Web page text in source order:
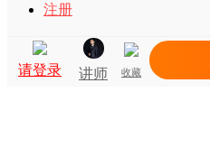
注册
请登录 讲师 收藏